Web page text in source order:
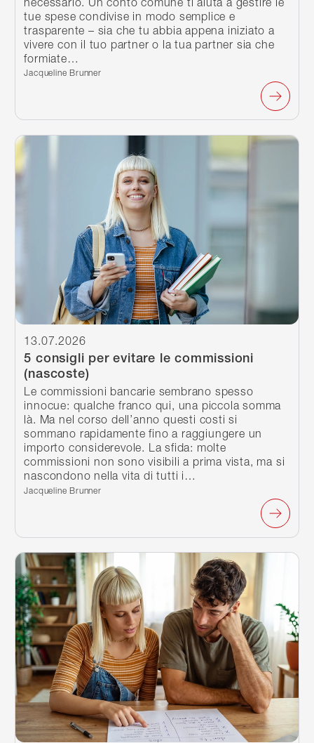
tue spese condivise in modo semplice e
trasparente – sia che tu abbia appena iniziato a
vivere con il tuo partner o la tua partner sia che
formiate…
Scritto da:
Jacqueline Brunner
5 consigli per evitare le commissioni
(nascoste)
13.07.2026
Le commissioni bancarie sembrano spesso
innocue: qualche franco qui, una piccola somma
là. Ma nel corso dell’anno questi costi si
sommano rapidamente fino a raggiungere un
importo considerevole. La sfida: molte
commissioni non sono visibili a prima vista, ma si
nascondono nella vita di tutti i…
Scritto da:
Jacqueline Brunner
Continua a leggere
Continua a leggere